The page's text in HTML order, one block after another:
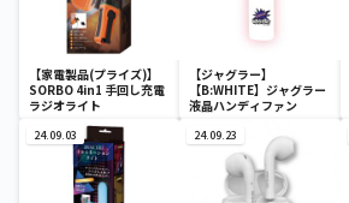
【家電製品(プライズ)】
SORBO 4in1 手回し充電
ラジオライト
【ジャグラー】
【B:WHITE】ジャグラー
液晶ハンディファン
24.09.03 24.09.23